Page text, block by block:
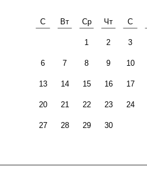
С Вт Ср Чт С
1 2 3
6 7 8 9 10
13 14 15 16 17
20 21 22 23 24
27 28 29 30